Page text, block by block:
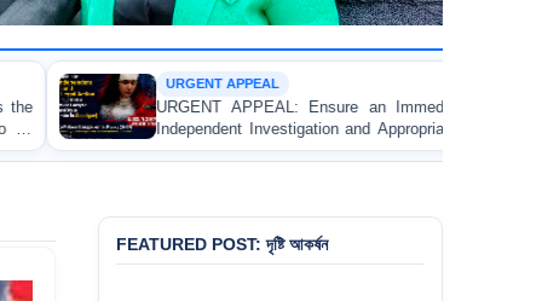
Ensure an Immediate High-Level
Investigation and Appropriate Legal Action
Injury of a Female Apprentice Lawyer
URGENT
and
Asad in
FEATURED POST: দৃষ্টি আকর্ষন